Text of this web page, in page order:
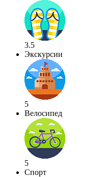
3.5
Экскурсии
5
Велосипед
5
Спорт